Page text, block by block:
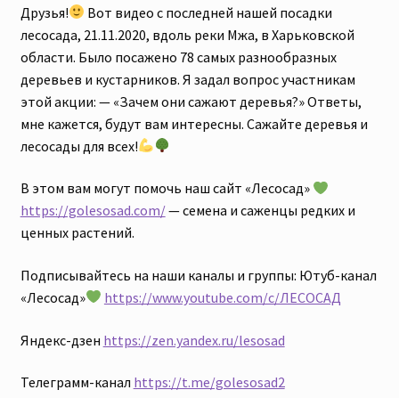
Друзья!
Вот видео с последней нашей посадки
лесосада, 21.11.2020, вдоль реки Мжа, в Харьковской
области. Было посажено 78 самых разнообразных
деревьев и кустарников. Я задал вопрос участникам
этой акции: — «Зачем они сажают деревья?» Ответы,
мне кажется, будут вам интересны. Сажайте деревья и
лесосады для всех!
В этом вам могут помочь наш сайт «Лесосад»
https://golesosad.com/— семена и саженцы редких и
ценных растений.
Подписывайтесь на наши каналы и группы: Ютуб-канал
«Лесосад»
https://www.youtube.com/c/ЛЕСОСАД
Яндекс-дзен https://zen.yandex.ru/lesosad
Телеграмм-канал https://t.me/golesosad2